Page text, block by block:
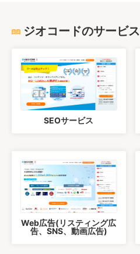
ジオコードのサービス
SEOサービス
Web広告(リスティング広
告、SNS、動画広告)